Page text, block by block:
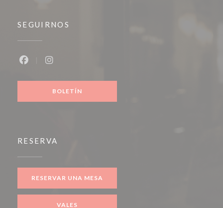
SEGUIRNOS
BOLETÍN
RESERVA
RESERVAR UNA MESA
VALES